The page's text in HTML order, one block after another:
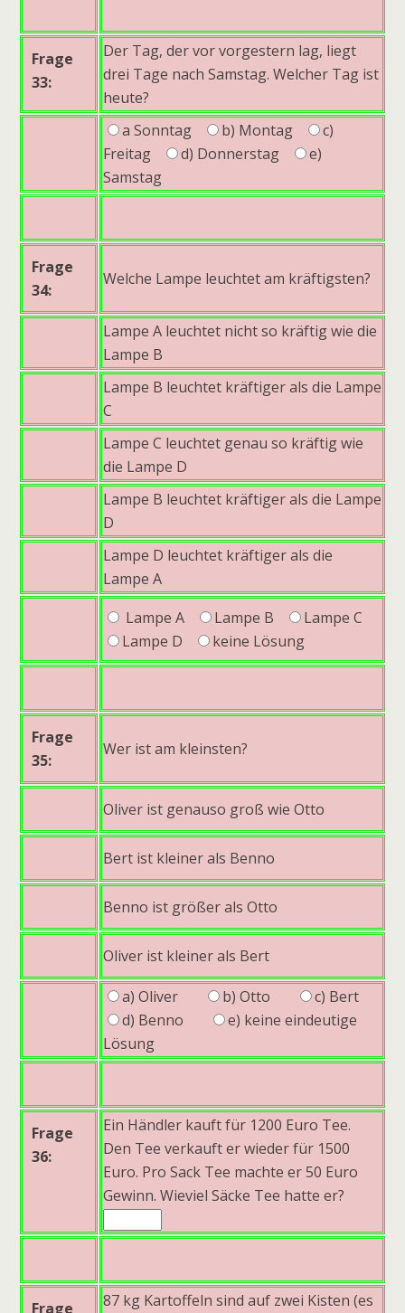
Frage
33:
Der Tag, der vor vorgestern lag, liegt
drei Tage nach Samstag. Welcher Tag ist
heute?
a Sonntag
b) Montag
c)
Freitag
d) Donnerstag
e)
Samstag
Frage
34:
Welche Lampe leuchtet am kräftigsten?
Lampe A leuchtet nicht so kräftig wie die
Lampe B
Lampe B leuchtet kräftiger als die Lampe
C
Lampe C leuchtet genau so kräftig wie
die Lampe D
Lampe B leuchtet kräftiger als die Lampe
D
Lampe D leuchtet kräftiger als die
Lampe A
Lampe A
Lampe B
Lampe C
Lampe D
keine Lösung
Frage
35:
Wer ist am kleinsten?
Oliver ist genauso groß wie Otto
Bert ist kleiner als Benno
Benno ist größer als Otto
Oliver ist kleiner als Bert
a) Oliver b) Otto
c) Bert
d) Benno
e) keine eindeutige
Lösung
Frage
36:
Ein Händler kauft für 1200 Euro Tee.
Den Tee verkauft er wieder für 1500
Euro. Pro Sack Tee machte er 50 Euro
Gewinn. Wieviel Säcke Tee hatte er?
Frage 87 kg Kartoffeln sind auf zwei Kisten (es